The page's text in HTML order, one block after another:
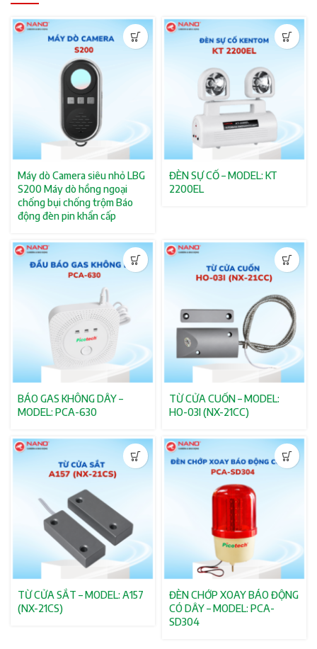
Máy dò Camera siêu nhỏ LBG
S200 Máy dò hồng ngoại
chống bụi chống trộm Báo
động đèn pin khẩn cấp
ĐÈN SỰ CỐ – MODEL: KT
2200EL
BÁO GAS KHÔNG DÂY –
MODEL: PCA-630
TỪ CỬA CUỐN – MODEL:
HO-03I (NX-21CC)
TỪ CỬA SẮT – MODEL: A157
(NX-21CS)
ĐÈN CHỚP XOAY BÁO ĐỘNG
CÓ DÂY – MODEL: PCA-
SD304